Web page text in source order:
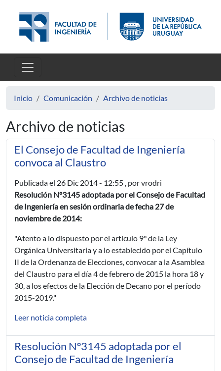
Inicio Comunicación Archivo de noticias
Archivo de noticias
El Consejo de Facultad de Ingeniería
convoca al Claustro
Publicada el 26 Dic 2014 - 12:55 , por vrodri
Resolución Nº3145 adoptada por el Consejo de Facultad
de Ingeniería en sesión ordinaria de fecha 27 de
noviembre de 2014:
"Atento a lo dispuesto por el artículo 9° de la Ley
Orgánica Universitaria y a lo establecido por el Capítulo
II de la Ordenanza de Elecciones, convocar a la Asamblea
del Claustro para el día 4 de febrero de 2015 la hora 18 y
30, a los efectos de la Elección de Decano por el período
2015-2019."
Leer noticia completa
Resolución Nº3145 adoptada por el
Consejo de Facultad de Ingeniería